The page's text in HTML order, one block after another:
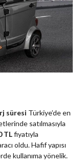
süresi Türkiye’de en
satılmasıyla
TLfiyatıyla
oldu. Hafif yapısı
kullanıma yönelik.